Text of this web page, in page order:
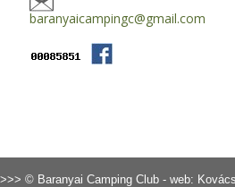
baranyaicampingc@gmail.com
>>> © Baranyai Camping Club - web: